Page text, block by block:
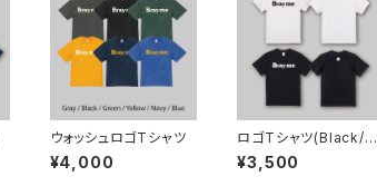
ウォッシュロゴTシャツ
¥4,000
ロゴTシャツ(Black/W
hite)
¥3,500